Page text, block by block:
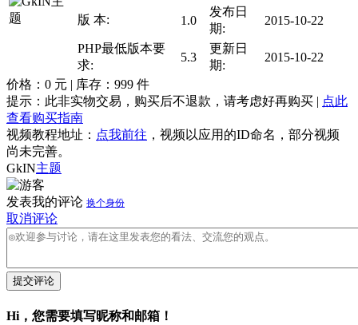
版 本: 1.0
发布日
期:
2015-10-22
PHP最低版本要
求:
5.3
更新日
期:
2015-10-22
价格： 0 元 | 库存： 999 件
提示：此非实物交易，购买后不退款，请考虑好再购买 | 点此
查看购买指南
视频教程地址： 点我前往 ，视频以应用的ID命名，部分视频
尚未完善。
GkIN主题
发表我的评论 换个身份
取消评论
提交评论
Hi，您需要填写昵称和邮箱！